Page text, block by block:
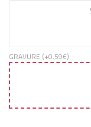
GRAVURE (+0.59€)